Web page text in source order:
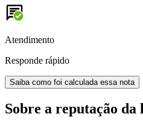
Atendimento
Responde rápido
Saiba como foi calculada essa nota
Sobre a reputação da